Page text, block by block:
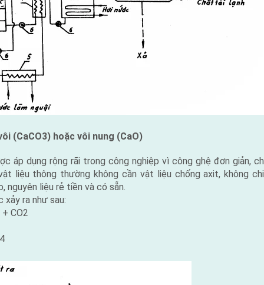
(CaCO3) hoặc vôi nung (CaO)
áp dụng rộng rãi trong công nghiệp vì công ghệ đơn giản,
liệu thông thường không cần vật liệu chống axit, không
nguyên liệu rẻ tiền và có sẵn.
xảy ra như sau:
CO2